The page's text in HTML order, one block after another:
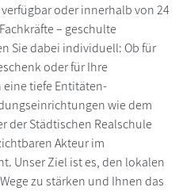
oder innerhalb von 24
– geschulte
Sie dabei individuell: Ob für
oder für Ihre
eine tiefe Entitäten-
wie dem
der Städtischen Realschule
Akteur im
Unser Ziel ist es, den lokalen
zu stärken und Ihnen das